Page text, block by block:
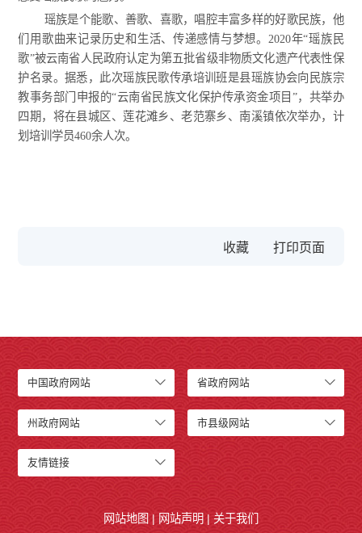
瑶族是个能歌、善歌、喜歌，唱腔丰富多样的好歌民族，他
们用歌曲来记录历史和生活、传递感情与梦想。2020年“瑶族民
歌”被云南省人民政府认定为第五批省级非物质文化遗产代表性保
护名录。据悉，此次瑶族民歌传承培训班是县瑶族协会向民族宗
教事务部门申报的“云南省民族文化保护传承资金项目”，共举办
四期，将在县城区、莲花滩乡、老范寨乡、南溪镇依次举办，计
划培训学员460余人次。
收藏
中国政府网站 省政府网站
州政府网站 市县级网站
友情链接
网站地图 | 网站声明 | 关于我们